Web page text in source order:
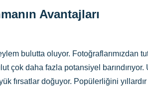
Avantajları
bulutta oluyor. Fotoğraflarımızdan
daha fazla potansiyel barındırıyor.
fırsatlar doğuyor. Popülerliğini